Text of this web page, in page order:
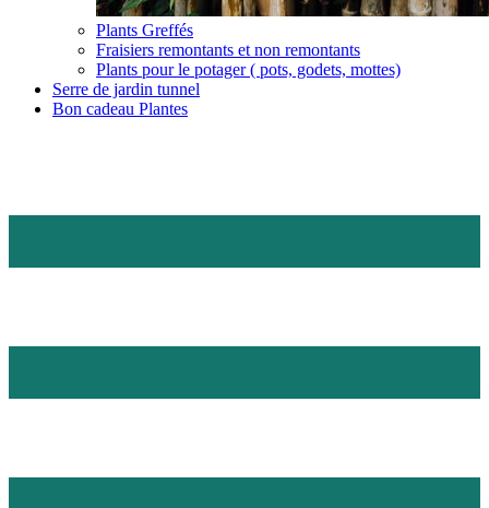
Plants Greffés
Fraisiers remontants et non remontants
Plants pour le potager ( pots, godets, mottes)
Serre de jardin tunnel
Bon cadeau Plantes